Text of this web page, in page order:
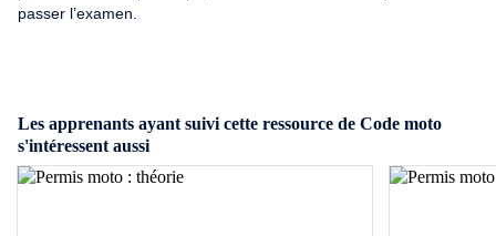
passer l’examen.
Les apprenants ayant suivi cette ressource de Code moto
s'intéressent aussi